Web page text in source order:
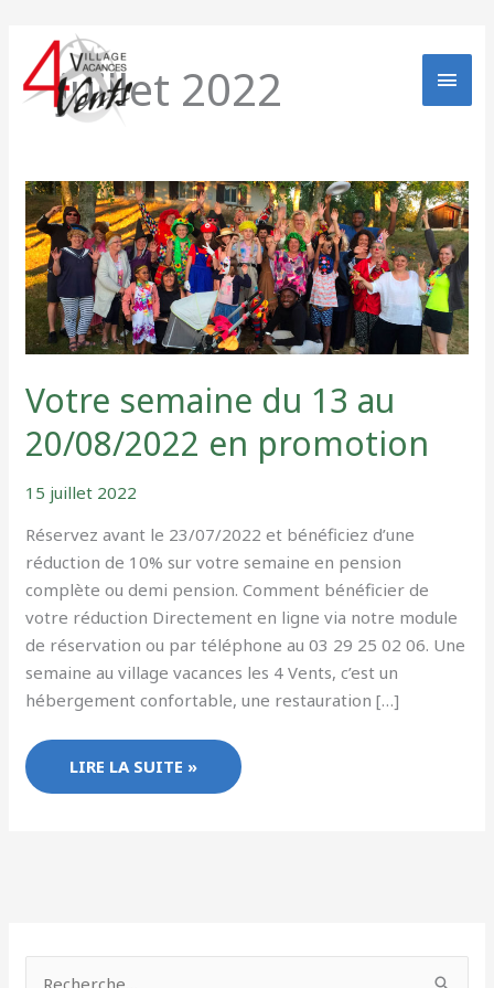
contenu juillet 2022
Votre semaine du 13 au
20/08/2022 en promotion
15 juillet 2022
Réservez avant le 23/07/2022 et bénéficiez d’une
réduction de 10% sur votre semaine en pension
complète ou demi pension. Comment bénéficier de
votre réduction Directement en ligne via notre module
de réservation ou par téléphone au 03 29 25 02 06. Une
semaine au village vacances les 4 Vents, c’est un
hébergement confortable, une restauration […]
VOTRE
SEMAINE
DU
13
AU
20/08/2022
PROMOTION
LIRE LA SUITE »